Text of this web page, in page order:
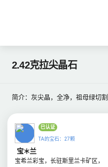
2.42克拉尖晶石
简介：灰尖晶，全净，祖母绿切割
已认证
TA的宝石：27颗
宝＊兰
宝希兰彩宝，长驻斯里兰卡矿区，